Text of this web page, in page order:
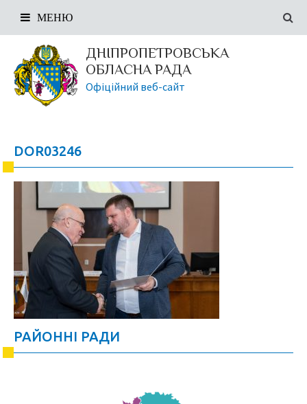
ДНІПРОПЕТРОВСЬКА
ОБЛАСНА РАДА
Офіційний веб-сайт
МЕНЮ
DOR03246
РАЙОННІ РАДИ